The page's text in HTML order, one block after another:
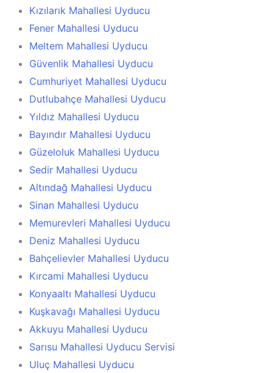
Kızılarık Mahallesi Uyducu
Fener Mahallesi Uyducu
Meltem Mahallesi Uyducu
Güvenlik Mahallesi Uyducu
Cumhuriyet Mahallesi Uyducu
Dutlubahçe Mahallesi Uyducu
Yıldız Mahallesi Uyducu
Bayındır Mahallesi Uyducu
Güzeloluk Mahallesi Uyducu
Sedir Mahallesi Uyducu
Altındağ Mahallesi Uyducu
Sinan Mahallesi Uyducu
Memurevleri Mahallesi Uyducu
Deniz Mahallesi Uyducu
Bahçelievler Mahallesi Uyducu
Kırcami Mahallesi Uyducu
Konyaaltı Mahallesi Uyducu
Kuşkavağı Mahallesi Uyducu
Akkuyu Mahallesi Uyducu
Sarısu Mahallesi Uyducu Servisi
Uluç Mahallesi Uyducu